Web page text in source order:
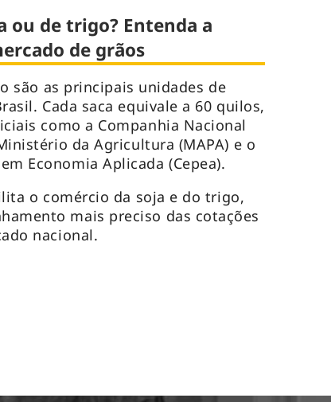
ou de trigo? Entenda a
de grãos
são as principais unidades de
Cada saca equivale a 60 quilos,
como a Companhia Nacional
da Agricultura (MAPA) e o
Economia Aplicada (Cepea).
o comércio da soja e do trigo,
mais preciso das cotações
nacional.